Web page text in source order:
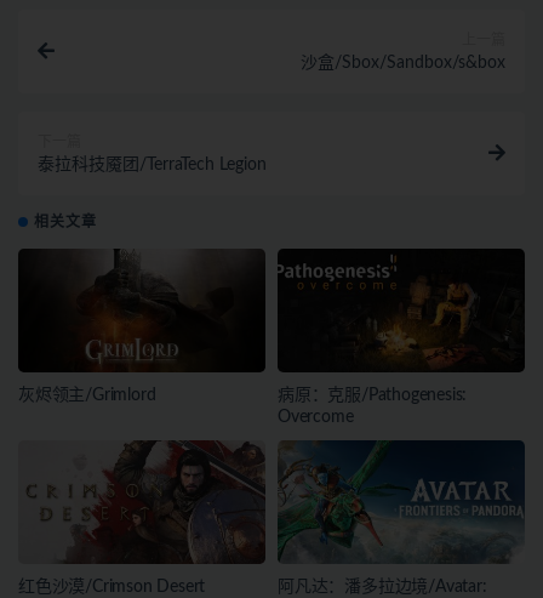
沙盒/Sbox/Sandbox/s&box
泰拉科技魇团/TerraTech Legion
相关文章
灰烬领主/Grimlord
病原：克服/Pathogenesis:
Overcome
红色沙漠/Crimson Desert
阿凡达：潘多拉边境/Avatar: